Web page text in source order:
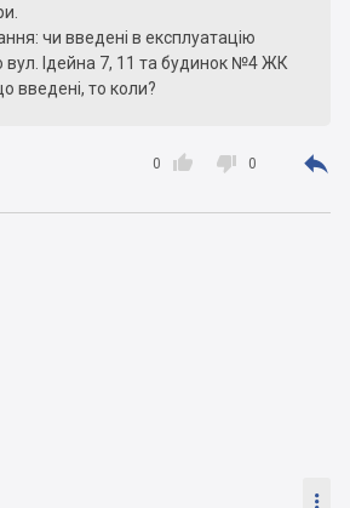
чи введені в експлуатацію
вул. Ідейна 7, 11 та будинок №4 ЖК
введені, то коли?

0  0 
